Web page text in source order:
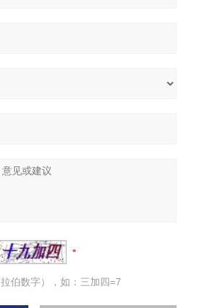
伯数字），如：三加四=7